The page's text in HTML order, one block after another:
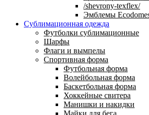
/shevrony-texflex/
Эмблемы
Сублимационная одежда
Футболки сублимационные
Шарфы
Флаги и вымпелы
Спортивная форма
Футбольная форма
Волейбольная форма
Баскетбольная форма
Хоккейные свитера
Манишки и накидки
Майки для бега